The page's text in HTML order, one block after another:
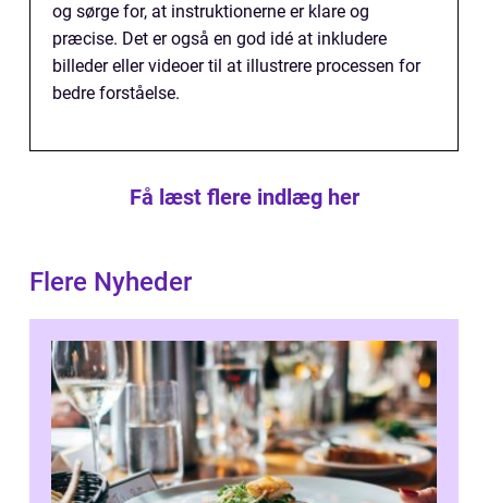
og sørge for, at instruktionerne er klare og
præcise. Det er også en god idé at inkludere
billeder eller videoer til at illustrere processen for
bedre forståelse.
Få læst flere indlæg her
Flere Nyheder